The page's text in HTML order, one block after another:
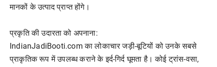
मानकों के उत्पाद प्राप्त होंगे।
प्रकृति की उदारता को अपनाना:
IndianJadiBooti.com का लोकाचार जड़ी-बूटियों को उनके सबसे
प्राकृतिक रूप में उपलब्ध कराने के इर्द-गिर्द घूमता है। कोई ट्रांस-वसा,